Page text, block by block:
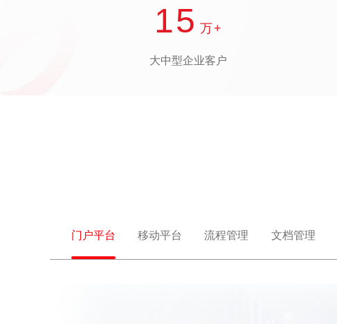
15 万+
大中型企业客户
门户平台 移动平台 流程管理 文档管理